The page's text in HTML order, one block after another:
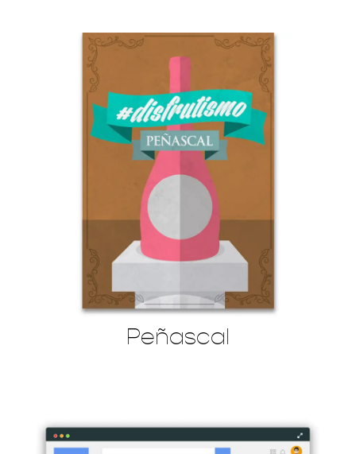
Peñascal